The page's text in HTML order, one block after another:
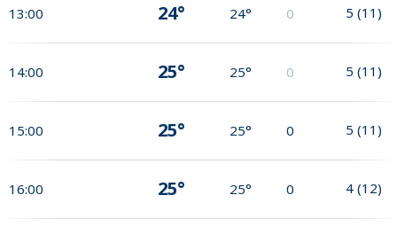
13:00 24° 24° 0 5 (11)
14:00 25° 25° 0 5 (11)
15:00 25° 25° 0 5 (11)
16:00 25° 25° 0 4 (12)